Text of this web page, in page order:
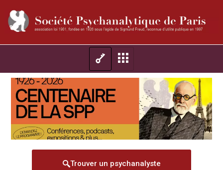
Trouver un psychanalyste